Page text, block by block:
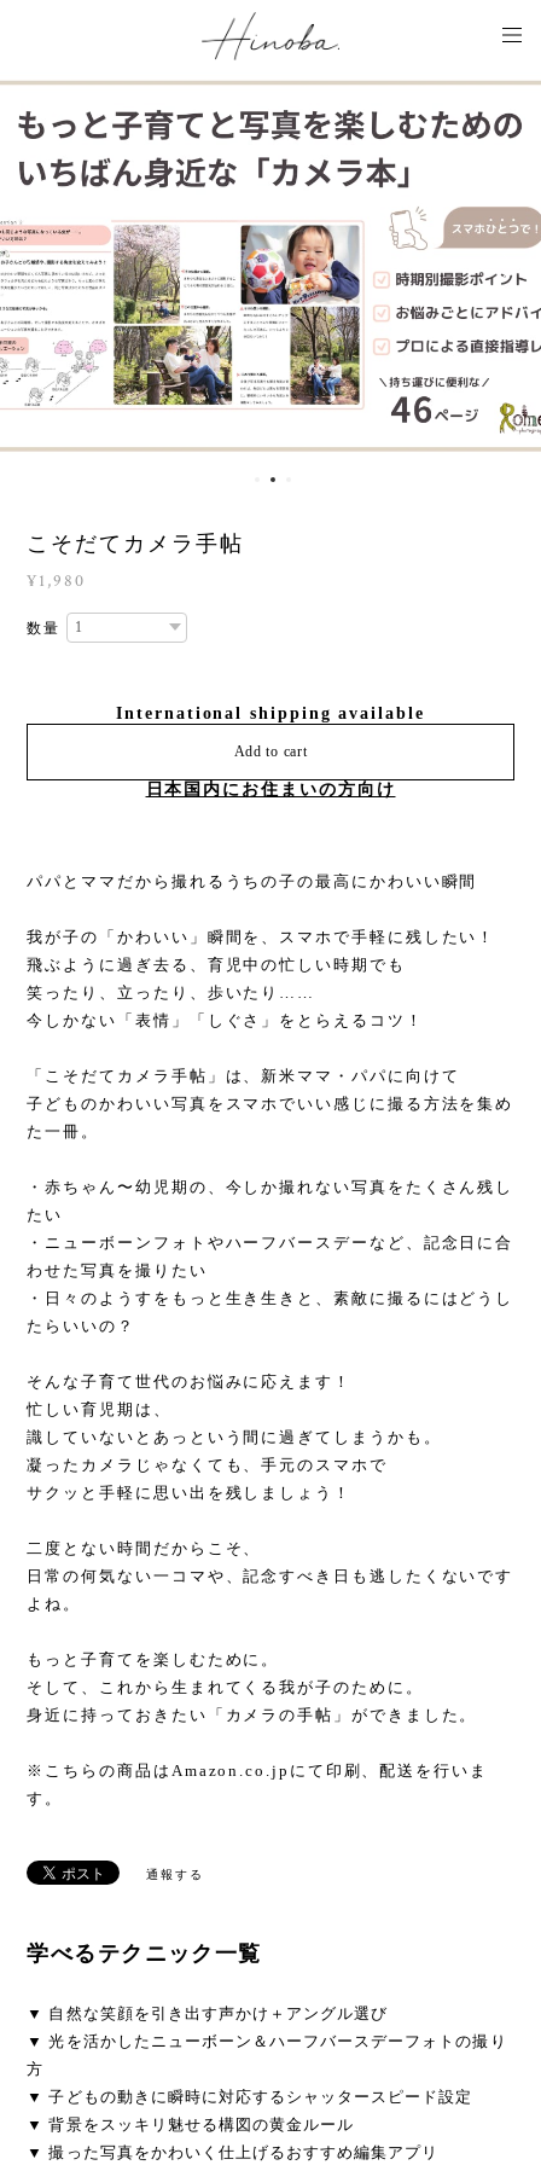
こそだてカメラ手帖
¥1,980
数量
International shipping available
Add to cart
日本国内にお住まいの方向け
パパとママだから撮れるうちの子の最高にかわいい瞬間
我が子の「かわいい」瞬間を、スマホで手軽に残したい！
飛ぶように過ぎ去る、育児中の忙しい時期でも
笑ったり、立ったり、歩いたり……
今しかない「表情」「しぐさ」をとらえるコツ！
「こそだてカメラ手帖」は、新米ママ・パパに向けて
子どものかわいい写真をスマホでいい感じに撮る方法を集め
た一冊。
・赤ちゃん〜幼児期の、今しか撮れない写真をたくさん残し
たい
・ニューボーンフォトやハーフバースデーなど、記念日に合
わせた写真を撮りたい
・日々のようすをもっと生き生きと、素敵に撮るにはどうし
たらいいの？
そんな子育て世代のお悩みに応えます！
忙しい育児期は、
識していないとあっという間に過ぎてしまうかも。
凝ったカメラじゃなくても、手元のスマホで
サクッと手軽に思い出を残しましょう！
二度とない時間だからこそ、
日常の何気ない一コマや、記念すべき日も逃したくないです
よね。
もっと子育てを楽しむために。
そして、これから生まれてくる我が子のために。
身近に持っておきたい「カメラの手帖」ができました。
※こちらの商品はAmazon.co.jpにて印刷、配送を行いま
す。
通報する
学べるテクニック一覧
▼ 自然な笑顔を引き出す声かけ＋アングル選び
▼ 光を活かしたニューボーン＆ハーフバースデーフォトの撮り
方
▼ 子どもの動きに瞬時に対応するシャッタースピード設定
▼ 背景をスッキリ魅せる構図の黄金ルール
▼ 撮った写真をかわいく仕上げるおすすめ編集アプリ